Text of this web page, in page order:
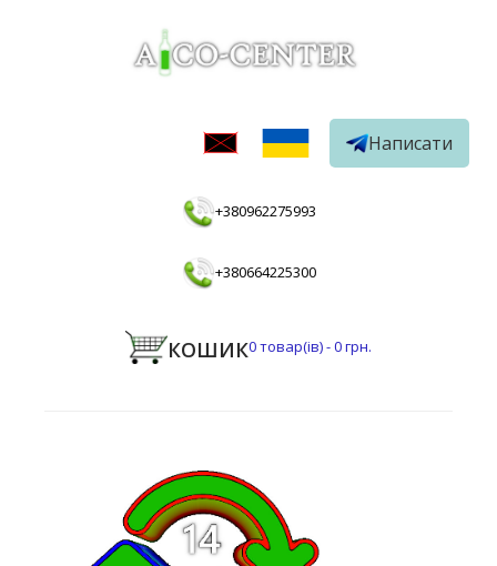
Написати
+380962275993
+380664225300
КОШИК0товар(ів) -0 грн.